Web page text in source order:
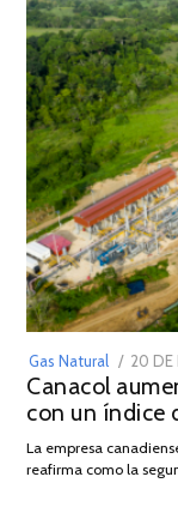
Gas Natural
ON
20 DE
Canacol
con un índice
La empresa
reafirma como la